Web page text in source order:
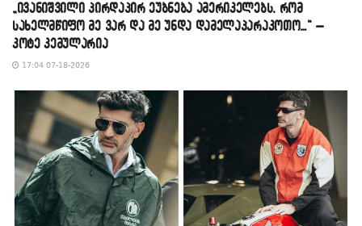
„ივანიშვილი პირდაპირ ეუბნება ამერიკელებს, რომ
სახელმწიფო მე ვარ და მე უნდა დამელაპარაკოთო…“ –
კოტე კემულარია
17:04 07-18-2026